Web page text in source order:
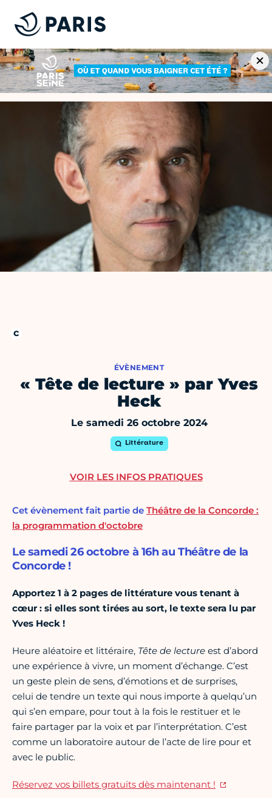
ÉVÈNEMENT
« Tête de lecture » par Yves
Heck
Le samedi 26 octobre 2024
Littérature
Cet évènement fait partie de Théâtre de la Concorde :
la programmation d'octobre
Le samedi 26 octobre à 16h au Théâtre de la
Concorde !
Apportez 1 à 2 pages de littérature vous tenant à
cœur : si elles sont tirées au sort, le texte sera lu par
Yves Heck !
Heure aléatoire et littéraire, Tête de lecture est d’abord
une expérience à vivre, un moment d’échange. C’est
un geste plein de sens, d’émotions et de surprises,
celui de tendre un texte qui nous importe à quelqu’un
qui s’en empare, pour tout à la fois le restituer et le
faire partager par la voix et par l’interprétation. C’est
comme un laboratoire autour de l’acte de lire pour et
avec le public.
Réservez vos billets gratuits dès maintenant !
VOIR LES INFOS PRATIQUES